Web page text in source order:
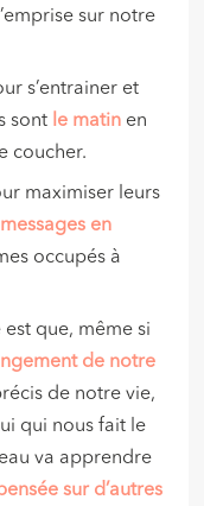
sur notre
s’entrainer et
sont le matin en
coucher.
maximiser leurs
en
occupés à
que, même si
de notre
de notre vie,
qui nous fait le
va apprendre
sur d’autres